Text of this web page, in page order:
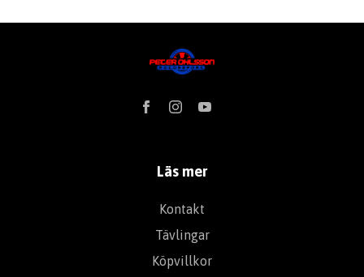
Läs mer
Kontakt
Tävlingar
Köpvillkor